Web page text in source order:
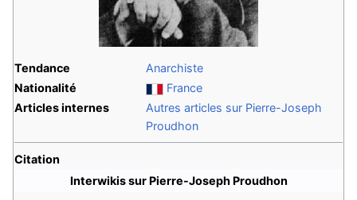
Tendance
Anarchiste
Nationalité
France
Articles internes
Autres articles sur Pierre-Joseph
Proudhon
Citation
Interwikis sur Pierre-Joseph Proudhon